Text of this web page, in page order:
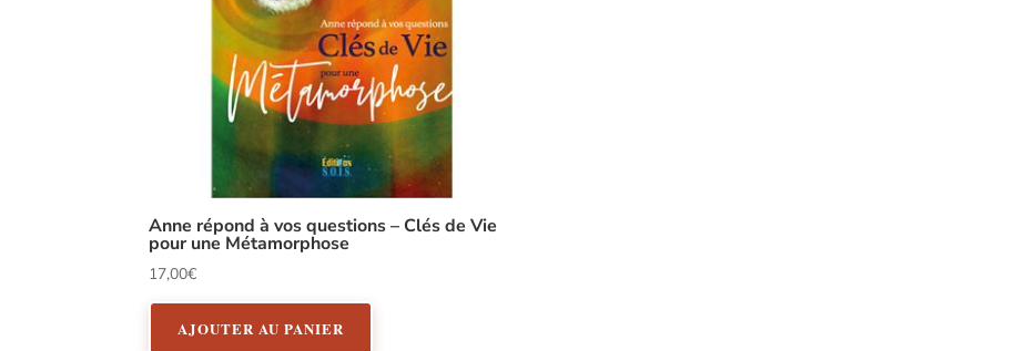
Anne répond à vos questions – Clés de Vie
pour une Métamorphose
17,00€
AJOUTER AU PANIER